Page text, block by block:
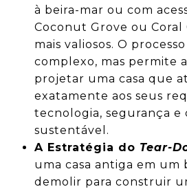
à beira-mar ou com
Coconut Grove ou Coral
mais valiosos. O
complexo, mas permite
projetar uma casa que
exatamente aos seus
tecnologia, segurança e
sustentável.
A Estratégia do Tear-
uma casa antiga em um
demolir para construir